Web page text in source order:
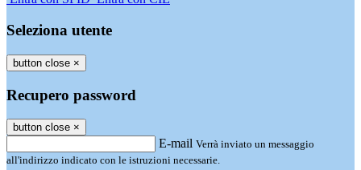
Seleziona utente
button close ×
Recupero password
button close ×
E-mail Verrà inviato un messaggio
all'indirizzo indicato con le istruzioni necessarie.